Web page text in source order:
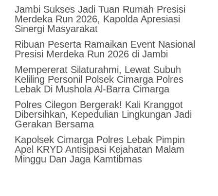
Jambi Sukses Jadi Tuan Rumah Presisi
Merdeka Run 2026, Kapolda Apresiasi
Sinergi Masyarakat
Ribuan Peserta Ramaikan Event Nasional
Presisi Merdeka Run 2026 di Jambi
Mempererat Silaturahmi, Lewat Subuh
Keliling Personil Polsek Cimarga Polres
Lebak Di Mushola Al-Barra Cimarga
Polres Cilegon Bergerak! Kali Kranggot
Dibersihkan, Kepedulian Lingkungan Jadi
Gerakan Bersama
Kapolsek Cimarga Polres Lebak Pimpin
Apel KRYD Antisipasi Kejahatan Malam
Minggu Dan Jaga Kamtibmas